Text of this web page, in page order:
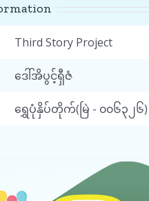
Third Story Project
ဒေါ်အိပွင့်ရှီဇံ
ရွှေပုံနှိပ်တိုက်(မြဲ - ၀၀၆၃၂